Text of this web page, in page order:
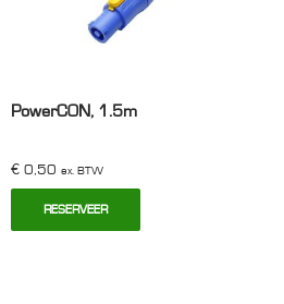
PowerCON, 1.5m
€ 0,50 ex. BTW
RESERVEER